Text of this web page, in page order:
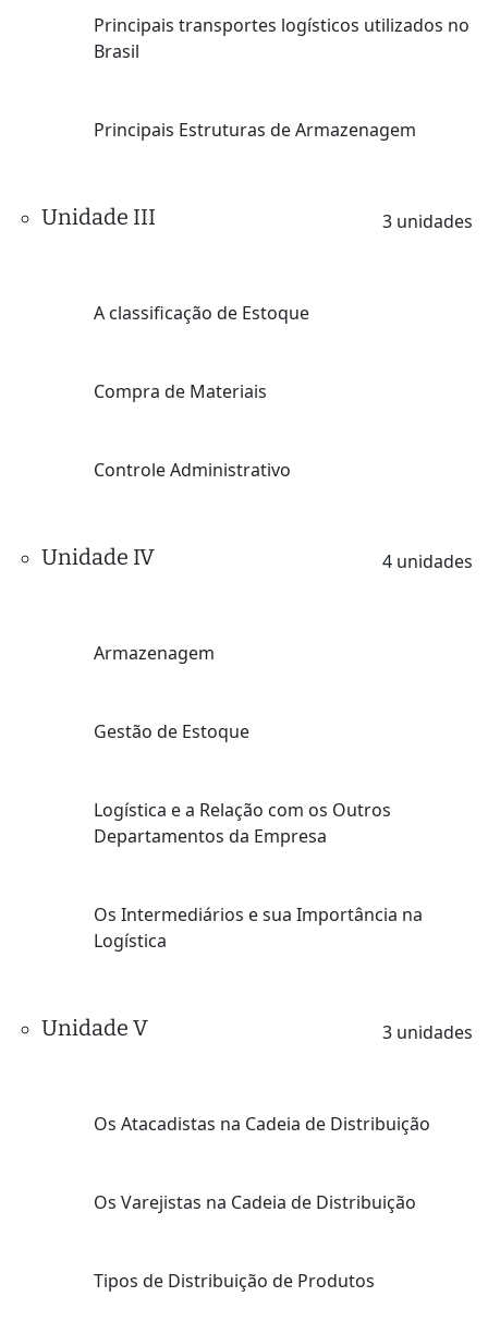
Principais transportes logísticos utilizados no
Brasil
Principais Estruturas de Armazenagem
Unidade III 3 unidades
A classificação de Estoque
Compra de Materiais
Controle Administrativo
Unidade IV 4 unidades
Armazenagem
Gestão de Estoque
Logística e a Relação com os Outros
Departamentos da Empresa
Os Intermediários e sua Importância na
Logística
Unidade V 3 unidades
Os Atacadistas na Cadeia de Distribuição
Os Varejistas na Cadeia de Distribuição
Tipos de Distribuição de Produtos